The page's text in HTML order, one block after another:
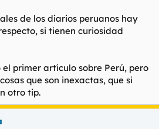
de los diarios peruanos hay
si tienen curiosidad
primer artículo sobre Perú, pero
que son inexactas, que si
otro tip.